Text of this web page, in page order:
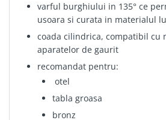
varful burghiului in 135° ce
usoara si curata in materialul
coada cilindrica, compatibil cu
aparatelor de gaurit
recomandat pentru:
otel
tabla groasa
bronz